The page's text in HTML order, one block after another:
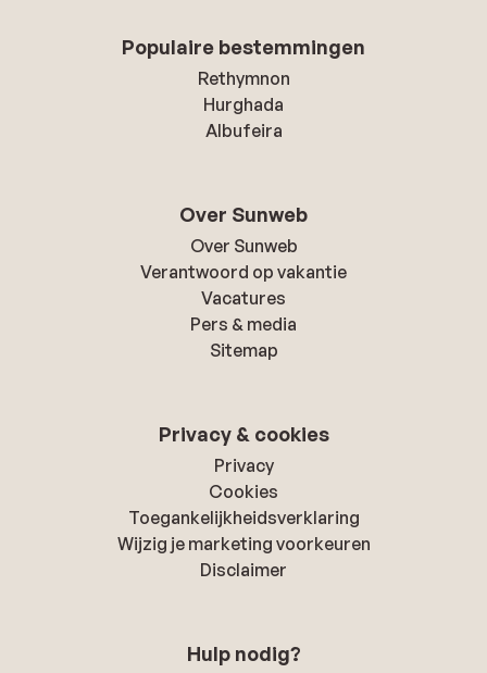
Populaire bestemmingen
Rethymnon
Hurghada
Albufeira
Over Sunweb
Over Sunweb
Verantwoord op vakantie
Vacatures
Pers & media
Sitemap
Privacy & cookies
Privacy
Cookies
Toegankelijkheidsverklaring
Wijzig je marketing voorkeuren
Disclaimer
Hulp nodig?